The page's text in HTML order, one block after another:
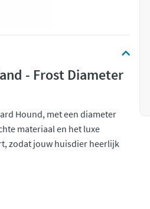
- Frost Diameter
Hound, met een diameter
materiaal en het luxe
zodat jouw huisdier heerlijk